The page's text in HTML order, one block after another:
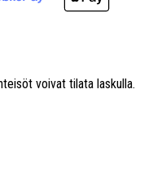
voivat tilata laskulla.